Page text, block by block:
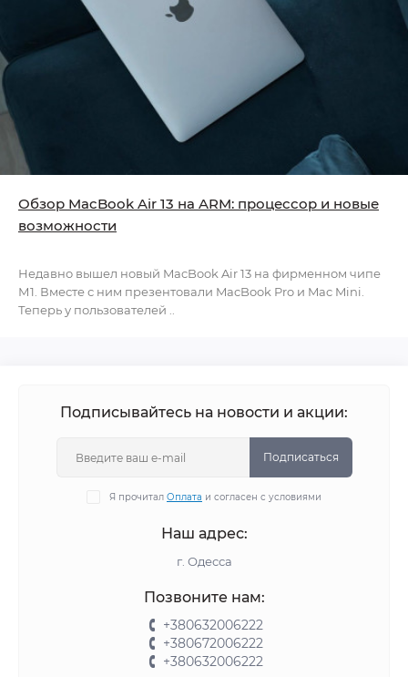
Обзор MacBook Air 13 на ARM: процессор и новые
возможности
Недавно вышел новый MacBook Air 13 на фирменном чипе
М1. Вместе с ним презентовали MacBook Pro и Mac Mini.
Теперь у пользователей ..
Подписывайтесь на новости и акции:
Подписаться
Я прочитал Оплата и согласен с условиями
Наш адрес:
г. Одесса
Позвоните нам:
+380632006222
+380672006222
+380632006222